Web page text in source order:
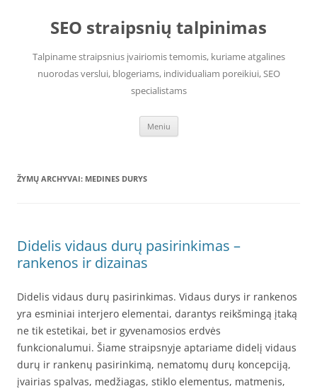
SEO straipsnių talpinimas
Talpiname straipsnius įvairiomis temomis, kuriame atgalines
nuorodas verslui, blogeriams, individualiam poreikiui, SEO
specialistams
Meniu
ŽYMŲ ARCHYVAI: MEDINES DURYS
Didelis vidaus durų pasirinkimas –
rankenos ir dizainas
Didelis vidaus durų pasirinkimas. Vidaus durys ir rankenos
yra esminiai interjero elementai, darantys reikšmingą įtaką
ne tik estetikai, bet ir gyvenamosios erdvės
funkcionalumui. Šiame straipsnyje aptariame didelį vidaus
durų ir rankenų pasirinkimą, nematomų durų koncepciją,
įvairias spalvas, medžiagas, stiklo elementus, matmenis,